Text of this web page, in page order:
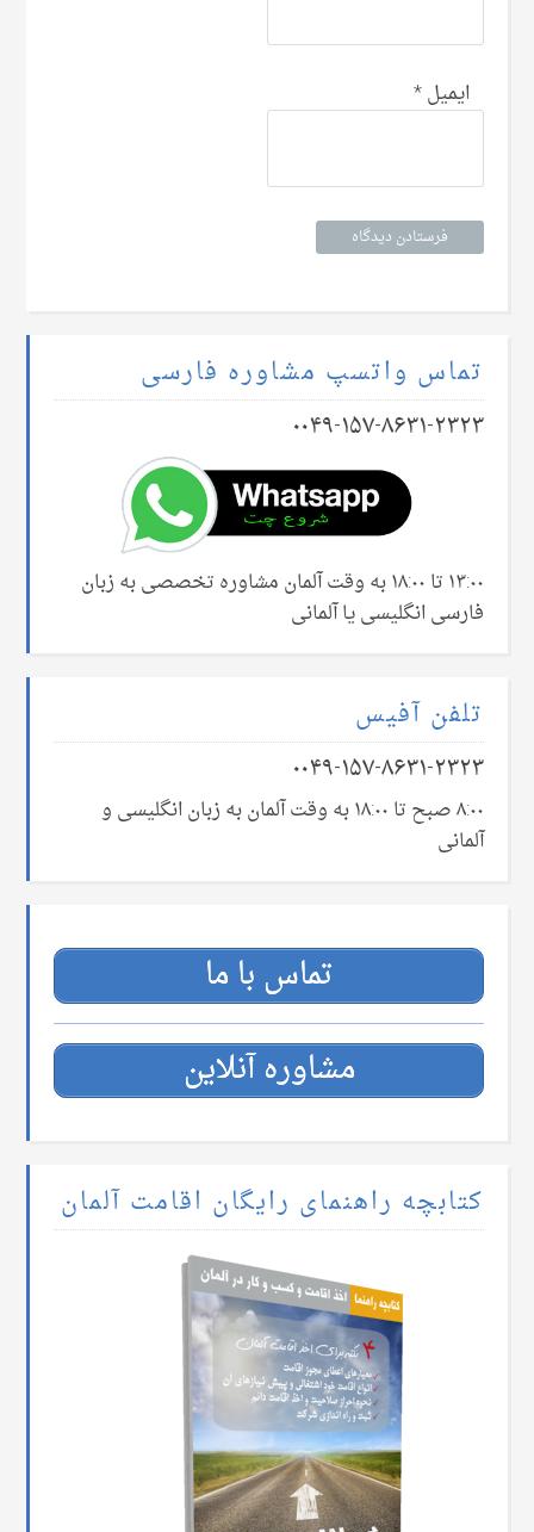
ایمیل*
تماس واتسپ مشاوره فارسی
۰۰۴۹-۱۵۷-۸۶۳۱-۲۳۲۳
۱۳:۰۰ تا ۱۸:۰۰ به وقت آلمان مشاوره تخصصی به زبان
فارسی انگلیسی یا آلمانی
تلفن آفیس
۰۰۴۹-۱۵۷-۸۶۳۱-۲۳۲۳
۸:۰۰ صبح تا ۱۸:۰۰ به وقت آلمان به زبان انگلیسی و
آلمانی
تماس با ما
مشاوره آنلاین
کتابچه راهنمای رایگان اقامت آلمان